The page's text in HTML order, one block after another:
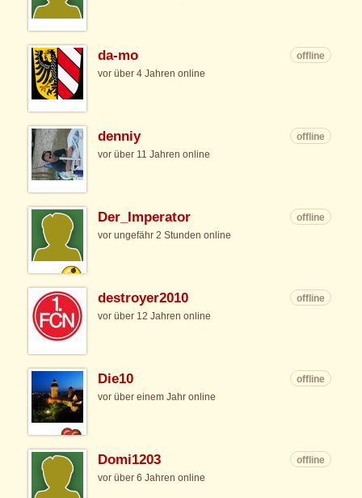
da-mo
offline
vor über 4 Jahren online
denniy
offline
vor über 11 Jahren online
Der_Imperator
offline
vor ungefähr 2 Stunden online
destroyer2010
offline
vor über 12 Jahren online
Die10
offline
vor über einem Jahr online
Domi1203
offline
vor über 6 Jahren online